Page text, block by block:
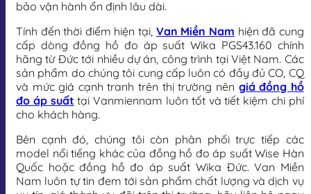
bảo vận hành ổn định lâu dài.
Tính đến thời điểm hiện tại, Van Miền Nam hiện đã cung
cấp dòng đồng hồ đo áp suất Wika PGS43.160 chính
hãng từ Đức tới nhiều dự án, công trình tại Việt Nam. Các
sản phẩm do chúng tôi cung cấp luôn có đầy đủ CO, CQ
và mức giá cạnh tranh trên thị trường nên giá đồng hồ
đo áp suất tại Vanmiennam luôn tốt và tiết kiệm chi phí
cho khách hàng.
Bên cạnh đó, chúng tôi còn phân phối trực tiếp các
model nổi tiếng khác của đồng hồ đo áp suất Wise Hàn
Quốc hoặc đồng hồ đo áp suất Wika Đức. Van Miền
Nam luôn tự tin đem tới sản phẩm chất lượng và dịch vụ